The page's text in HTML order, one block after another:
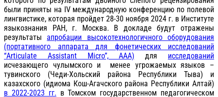
были приняты на IV международную конференцию по полевой
лингвистике, которая пройдет 28-30 ноября 2024 г. в Институте
языкознания РАН, г. Москва. В докладе будут отражены
результаты апробации высокотехнологичного оборудования
(портативного аппарата для фонетических исследований
“Articulate Assistant Micro”, AAA) для исследований
исчезающего чулымского и менее угрожаемых языков –
тувинского (Чеди-Хольский района Республики Тыва) и
казахского (идиома Кош-Агачского района Республики Алтай)
в 2022-2023 гг. в Томском государственном педагогическом